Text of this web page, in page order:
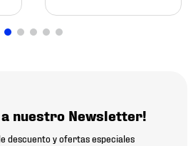
nuestro Newsletter!
descuento y ofertas especiales